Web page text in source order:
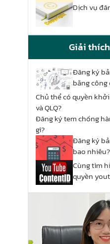
Dịch vụ
Giải
Đăng ký
bằng công
Chủ thể có quyền
và QLQ?
Đăng ký tem chống
gì?
Đăng ký
bao nhiêu?
Cùng tìm
quyền